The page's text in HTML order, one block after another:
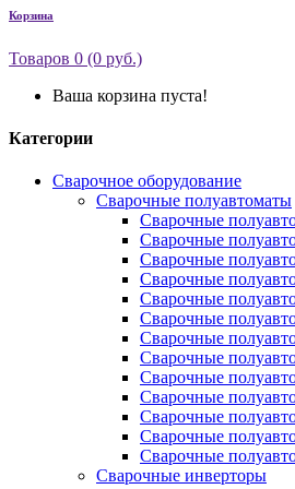
Корзина
Товаров 0 (0 руб.)
Ваша корзина пуста!
Категории
Сварочное оборудование
Сварочные полуавтоматы
Сварочные
Сварочные
Сварочные
Сварочные
Сварочные
Сварочные
Сварочные
Сварочные
Сварочные
Сварочные
Сварочные
Сварочные
Сварочные
Сварочные инверторы